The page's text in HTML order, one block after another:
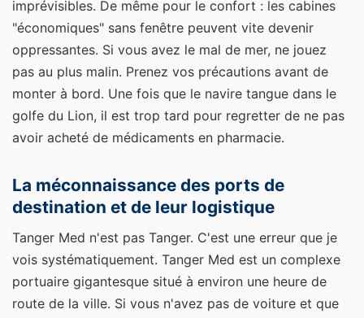
imprévisibles. De même pour le confort : les cabines
"économiques" sans fenêtre peuvent vite devenir
oppressantes. Si vous avez le mal de mer, ne jouez
pas au plus malin. Prenez vos précautions avant de
monter à bord. Une fois que le navire tangue dans le
golfe du Lion, il est trop tard pour regretter de ne pas
avoir acheté de médicaments en pharmacie.
La méconnaissance des ports de
destination et de leur logistique
Tanger Med n'est pas Tanger. C'est une erreur que je
vois systématiquement. Tanger Med est un complexe
portuaire gigantesque situé à environ une heure de
route de la ville. Si vous n'avez pas de voiture et que